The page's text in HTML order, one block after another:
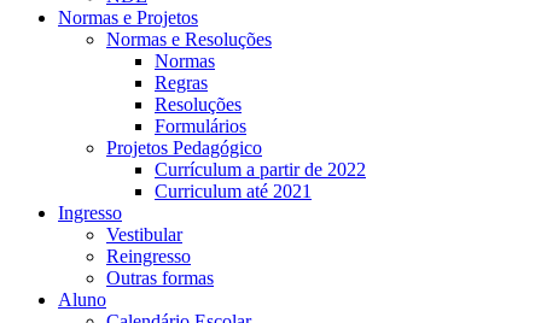
Normas e Projetos
Normas e Resoluções
Normas
Regras
Resoluções
Formulários
Projetos Pedagógico
Currículum a partir de 2022
Curriculum até 2021
Ingresso
Vestibular
Reingresso
Outras formas
Aluno